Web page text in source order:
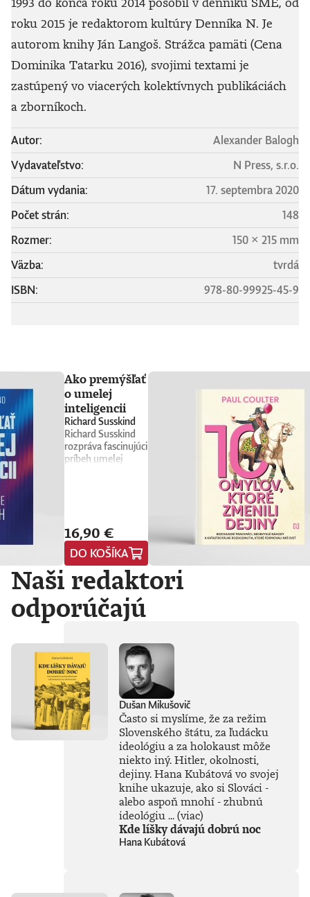
roku 2015 je redaktorom kultúry Denníka N. Je
autorom knihy Ján Langoš. Strážca pamäti (Cena
Dominika Tatarku 2016), svojimi textami je
zastúpený vo viacerých kolektívnych publikáciách
a zborníkoch.
Autor:
Alexander Balogh
Vydavateľstvo:
N Press, s.r.o.
Dátum vydania:
17. septembra 2020
Počet strán:
148
Rozmer:
150 × 215 mm
Väzba:
tvrdá
ISBN:
978-80-99925-45-9
Ako premýšľať
o umelej
inteligencii
Richard Susskind
Richard Susskind
rozpráva fascinujúci
príbeh umelej
všetko, čo sme si o
nej doteraz mysleli.
Vyvádza umelú
inteligenciu z prísne
strážených
počítačových
laboratórií
technologických
každodenného
života. Od príchodu
systému ChatGPT
zaplavila verejnosť
vlna záujmu o AI,
no zároveň
zavládol zmätok.
Čo vlastne umelá
inteligencia dokáže
a kde sú jej limity?
Čo nás ešte len
čaká? Je pre ľudstvo
spásou alebo
hrozbou? Susskind
16,90 €
DO KOŠÍKA
Naši redaktori
odporúčajú
Dušan Mikušovič
Často si myslíme, že za režim
Slovenského štátu, za ľudácku
ideológiu a za holokaust môže
niekto iný. Hitler, okolnosti,
dejiny. Hana Kubátová vo svojej
knihe ukazuje, ako si Slováci -
alebo aspoň mnohí - zhubnú
ideológiu ...(viac)
Kde líšky dávajú dobrú noc
Hana Kubátová